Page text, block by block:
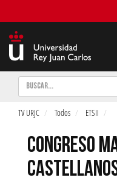
Buscar
TV URJC Todos ETSII
CONGRESO